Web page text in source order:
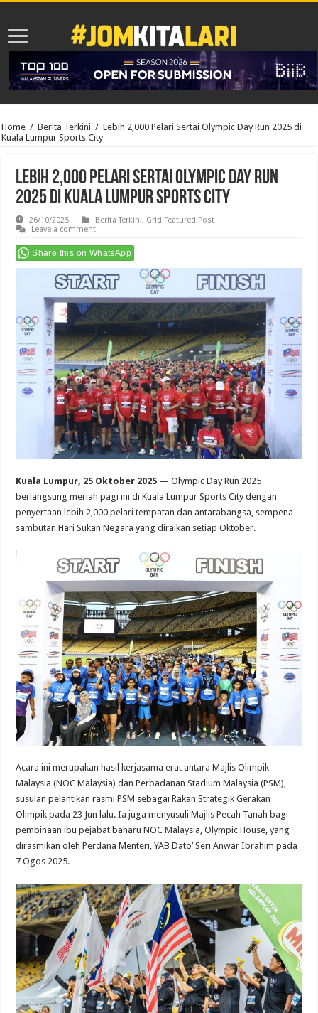
Home / Berita Terkini / Lebih 2,000 Pelari Sertai Olympic Day Run 2025 di
Kuala Lumpur Sports City
Lebih 2,000 Pelari Sertai Olympic Day Run
2025 di Kuala Lumpur Sports City
26/10/2025 Berita Terkini, Grid Featured Post
Leave a comment
Share this on WhatsApp
Kuala Lumpur, 25 Oktober 2025 — Olympic Day Run 2025
berlangsung meriah pagi ini di Kuala Lumpur Sports City dengan
penyertaan lebih 2,000 pelari tempatan dan antarabangsa, sempena
sambutan Hari Sukan Negara yang diraikan setiap Oktober.
Acara ini merupakan hasil kerjasama erat antara Majlis Olimpik
Malaysia (NOC Malaysia) dan Perbadanan Stadium Malaysia (PSM),
susulan pelantikan rasmi PSM sebagai Rakan Strategik Gerakan
Olimpik pada 23 Jun lalu. Ia juga menyusuli Majlis Pecah Tanah bagi
pembinaan ibu pejabat baharu NOC Malaysia, Olympic House, yang
dirasmikan oleh Perdana Menteri, YAB Dato’ Seri Anwar Ibrahim pada
7 Ogos 2025.